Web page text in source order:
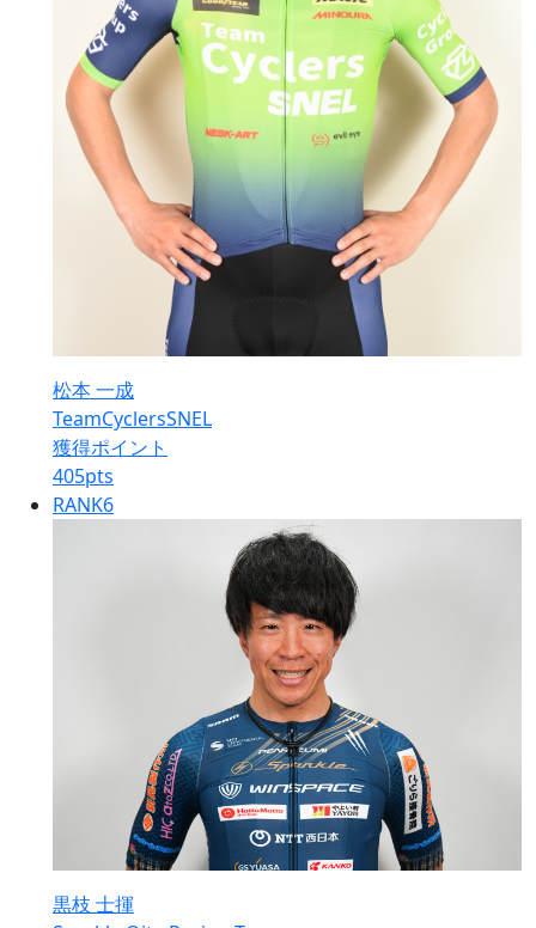
松本 一成
TeamCyclersSNEL
獲得ポイント
405pts
RANK6
黒枝 士揮